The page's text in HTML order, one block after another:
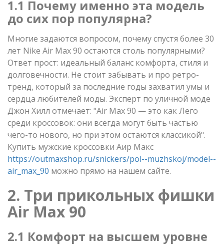
1.1 Почему именно эта модель
до сих пор популярна?
Многие задаются вопросом, почему спустя более 30
лет Nike Air Max 90 остаются столь популярными?
Ответ прост: идеальный баланс комфорта, стиля и
долговечности. Не стоит забывать и про ретро-
тренд, который за последние годы захватил умы и
сердца любителей моды. Эксперт по уличной моде
Джон Хилл отмечает: "Air Max 90 — это как Лего
среди кроссовок: они всегда могут быть частью
чего-то нового, но при этом остаются классикой".
Купить мужские кроссовки Аир Макс
https://outmaxshop.ru/snickers/pol--muzhskoj/model--
air_max_90 можно прямо на нашем сайте.
2. Три прикольных фишки
Air Max 90
2.1 Комфорт на высшем уровне